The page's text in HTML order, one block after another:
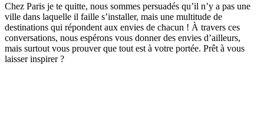
Chez Paris je te quitte, nous sommes persuadés qu’il n’y a pas une
ville dans laquelle il faille s’installer, mais une multitude de
destinations qui répondent aux envies de chacun ! À travers ces
conversations, nous espérons vous donner des envies d’ailleurs,
mais surtout vous prouver que tout est à votre portée. Prêt à vous
laisser inspirer ?